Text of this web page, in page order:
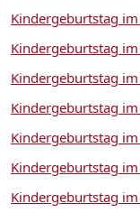
Kindergeburtstag
Kindergeburtstag
Kindergeburtstag
Kindergeburtstag
Kindergeburtstag
Kindergeburtstag
Kindergeburtstag